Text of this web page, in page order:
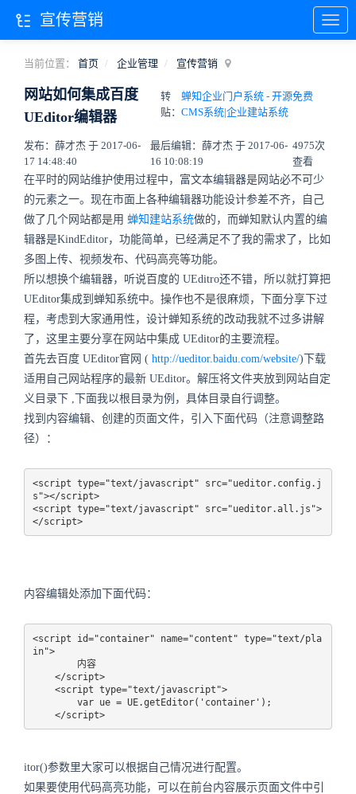
当前位置： 首页 企业管理 宣传营销
网站如何集成百度
UEditor编辑器
转
贴：
蝉知企业门户系统 - 开源免费
CMS系统|企业建站系统
发布：薛才杰 于 2017-06-
17 14:48:40
最后编辑：薛才杰 于 2017-06-
16 10:08:19
4975次
查看
在平时的网站维护使用过程中，富文本编辑器是网站必不可少
的元素之一。现在市面上各种编辑器功能设计参差不齐，自己
做了几个网站都是用 蝉知建站系统做的，而蝉知默认内置的编
辑器是KindEditor，功能简单，已经满足不了我的需求了，比如
多图上传、视频发布、代码高亮等功能。
所以想换个编辑器，听说百度的 UEditro还不错，所以就打算把
UEditor集成到蝉知系统中。操作也不是很麻烦，下面分享下过
程，考虑到大家通用性，设计蝉知系统的改动我就不过多讲解
了，这里主要分享在网站中集成 UEditor的主要流程。
首先去百度 UEditor官网 ( http://ueditor.baidu.com/website/) 下载
适用自己网站程序的最新 UEditor。解压将文件夹放到网站自定
义目录下 , 下面我以根目录为例，具体目录自行调整。
找到内容编辑、创建的页面文件，引入下面代码（注意调整路
径）：
<script type="text/javascript" src="ueditor.config.j
s"></script>
<script type="text/javascript" src="ueditor.all.js">
</script>
内容编辑处添加下面代码：
<script id="container" name="content" type="text/pla
in">
    </script>
itor()参数里大家可以根据自己情况进行配置。
如果要使用代码高亮功能，可以在前台内容展示页面文件中引
宣传营销